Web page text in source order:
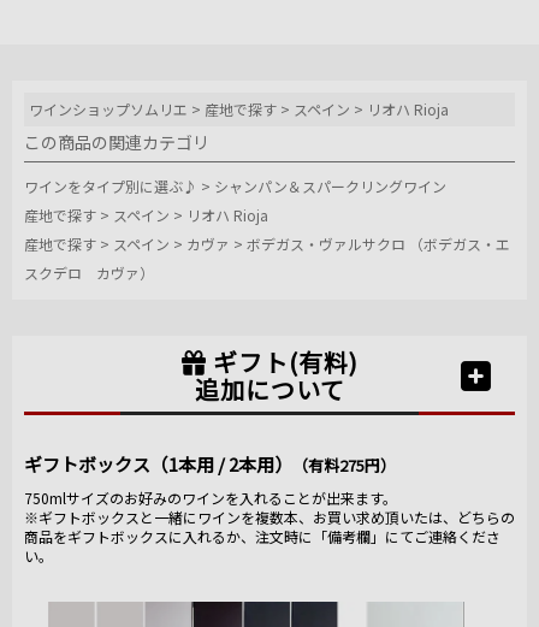
ワインショップソムリエ > 産地で探す > スペイン > リオハ Rioja
この商品の関連カテゴリ
ワインをタイプ別に選ぶ♪ > シャンパン＆スパークリングワイン
産地で探す > スペイン > リオハ Rioja
産地で探す > スペイン > カヴァ > ボデガス・ヴァルサクロ （ボデガス・エ
スクデロ カヴァ）
ギフト(有料)
追加について
ギフトボックス（1本用 / 2本用） （有料275円）
750mlサイズのお好みのワインを入れることが出来ます。
※ギフトボックスと一緒にワインを複数本、お買い求め頂いたは、どちらの
商品をギフトボックスに入れるか、注文時に「備考欄」にてご連絡くださ
い。